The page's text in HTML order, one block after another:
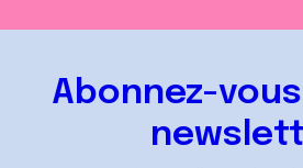
Abonnez-